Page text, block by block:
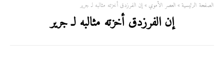
الصفحة الرئيسية العصر الأموي إن الفرزدق أخزته مثالبه لـ جرير
إن الفرزدق أخزته مثالبه لـ جرير